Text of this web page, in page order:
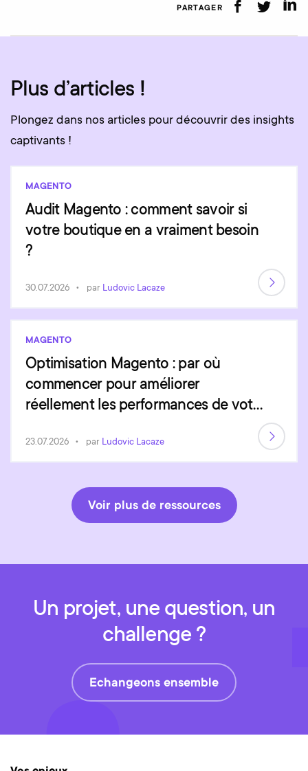
PARTAGER
Plus d’articles !
Plongez dans nos articles pour découvrir des insights
captivants !
MAGENTO
Audit Magento : comment savoir si
votre boutique en a vraiment besoin
?
30.07.2026 par Ludovic Lacaze
MAGENTO
Optimisation Magento : par où
commencer pour améliorer
réellement les performances de votre
23.07.2026 par Ludovic Lacaze
Voir plus de ressources
Un projet, une question, un
challenge ?
Echangeons ensemble